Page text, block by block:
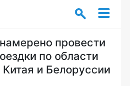
провести
по области
и Белоруссии